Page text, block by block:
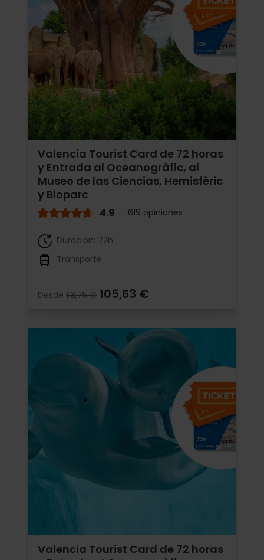
Valencia Tourist Card de 72 horas
y Entrada al Oceanogràfic, al
Museo de las Ciencias, Hemisfèric
y Bioparc
4.9 - 619 opiniones
Duración: 72h
Transporte
Desde 113,75 € 105,63 €
Valencia Tourist Card de 72 horas